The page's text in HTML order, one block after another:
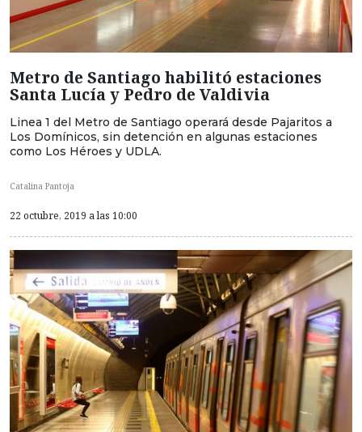
Metro de Santiago habilitó estaciones
Santa Lucía y Pedro de Valdivia
Linea 1 del Metro de Santiago operará desde Pajaritos a
Los Domínicos, sin detención en algunas estaciones
como Los Héroes y UDLA.
Catalina Pantoja
22 octubre, 2019 a las 10:00